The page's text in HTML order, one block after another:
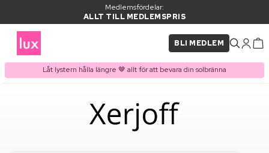
Medlemsfördelar:
ALLT TILL MEDLEMSPRIS
BLI MEDLEM
Låt lystern hålla längre 🤎 allt för att bevara din solbränna